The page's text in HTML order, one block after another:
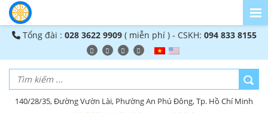
Tổng đài : 028 3622 9909( miễn phí ) - CSKH: 094 833 8155
140/28/35, Đường Vườn Lài, Phường An Phú Đông, Tp. Hồ Chí Minh